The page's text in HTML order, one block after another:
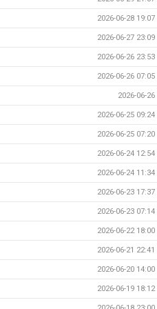
2026-06-28 19:07
2026-06-27 23:09
2026-06-26 23:53
2026-06-26 07:05
2026-06-26
2026-06-25 09:24
2026-06-25 07:20
2026-06-24 12:54
2026-06-24 11:34
2026-06-23 17:37
2026-06-23 07:14
2026-06-22 18:00
2026-06-21 22:41
2026-06-20 14:00
2026-06-19 18:12